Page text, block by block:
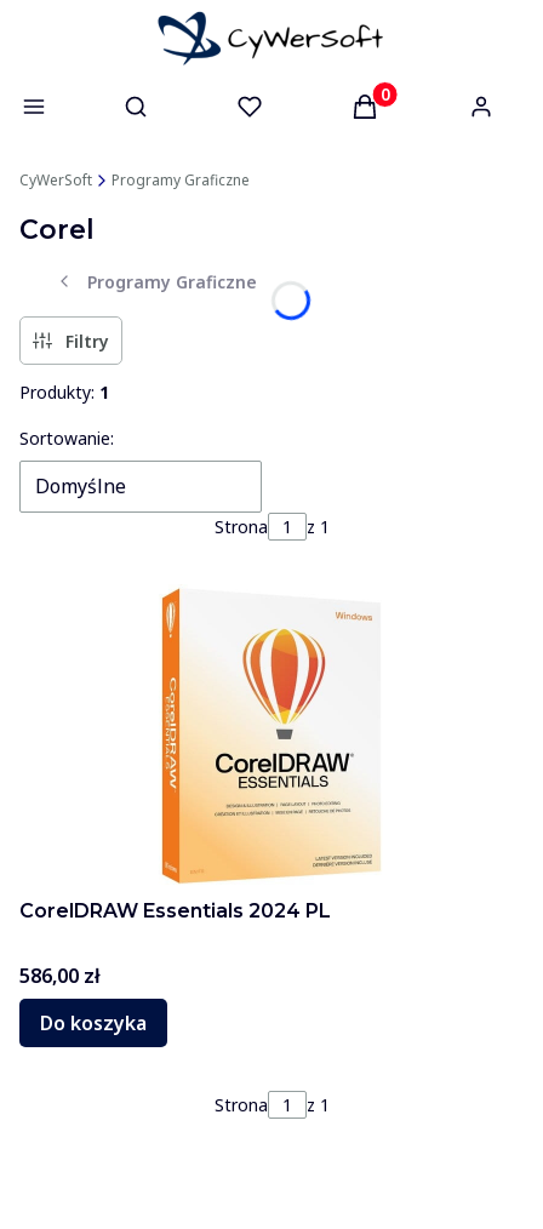
Otwórz wyszukiwarkę Produkty w
CyWerSoft Programy Graficzne
Corel
Programy Graficzne
Filtry
Produkty: 1
Lista produktów
Sortowanie:
Domyślne
Strona z 1
CorelDRAW Essentials 2024 PL
Cena
586,00 zł
Do koszyka
Strona z 1